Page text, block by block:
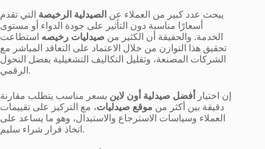
يبحث عدد كبير من العملاء عن الصيدلية الرخيصة التي تقدم
أسعارًا مناسبة دون التأثير على جودة الدواء أو مستوى
الخدمة. والحقيقة أن الكثير من صيدليات رخيصه استطاعت
تحقيق هذا التوازن من خلال الاعتماد على التعاقد المباشر مع
الشركات المصنعة، وتقليل التكاليف التشغيلية بفضل التحول
الرقمي.
إن اختيار أفضل صيدلية أون لاين بسعر مناسب يتطلب مقارنة
دقيقة بين أكثر من موقع صيدليات، مع التركيز على تقييمات
العملاء وسياسات الاسترجاع والاستبدال، وهو ما يساعد على
اتخاذ قرار شراء سليم.